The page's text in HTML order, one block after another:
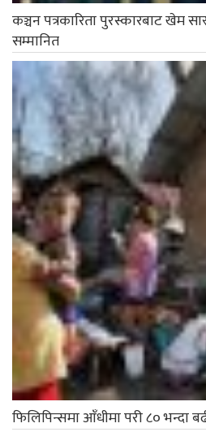
कञ्चन पत्रकारिता पुरस्कारबाट खेम
सम्मानित
फिलिपिन्समा आँधीमा परी ८० भन्दा